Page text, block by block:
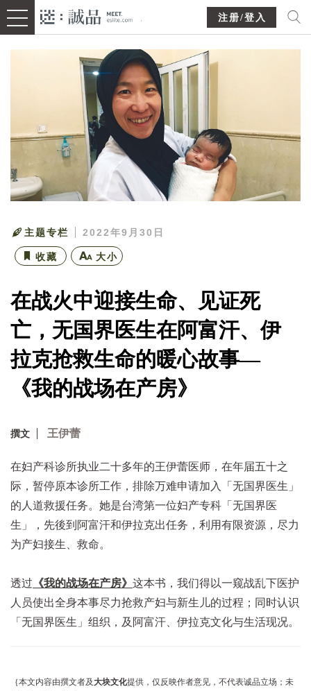
注册/登入
主题专栏 2022年9月30日
收藏 大小
在战火中迎接生命、见证死
亡，无国界医生在阿富汗、伊
拉克抢救生命的暖心故事—
《我的战场在产房》
撰文 王伊蕾
在妇产科诊所执业二十多年的王伊蕾医师，在年届五十之
际，暂停原本诊所工作，排除万难申请加入「无国界医生」
的人道救援任务。她是台湾第一位妇产专科「无国界医
生」，先後到阿富汗和伊拉克出任务，利用有限资源，尽力
为产妇接生、救命。
透过 《我的战场在产房》 这本书，我们得以一窥战乱下医护
人员使出全身本事尽力抢救产妇与新生儿的过程；同时认识
「无国界医生」组织，及阿富汗、伊拉克文化与生活现况。
｛本文内容由撰文者及大块文化提供，仅反映作者意见，不代表诚品立场；未